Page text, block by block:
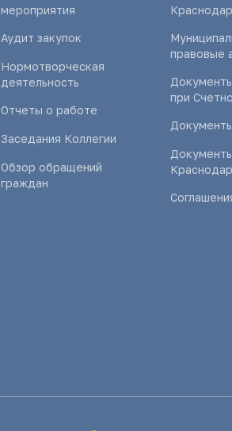
мероприятия
Аудит закупок
Нормотворческая
деятельность
Отчеты о работе
Заседания Коллегии
Обзор обращений
граждан
правовые
при